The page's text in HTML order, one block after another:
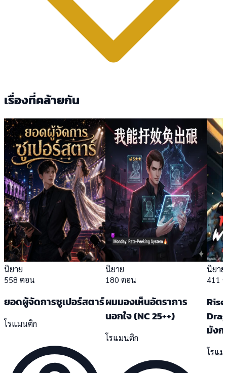
เรื่องที่คล้ายกัน
นิยาย
558 ตอน
ยอดผู้จัดการซูเปอร์สตาร์
โรแมนติก
นิยาย
180 ตอน
ผมมองเห็นอัตราการ
นอกใจ (NC 25++)
โรแมนติก
นิยาย
411
มังก
โรแ